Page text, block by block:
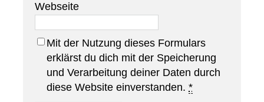
Webseite
Mit der Nutzung dieses Formulars
erklärst du dich mit der Speicherung
und Verarbeitung deiner Daten durch
diese Website einverstanden. *